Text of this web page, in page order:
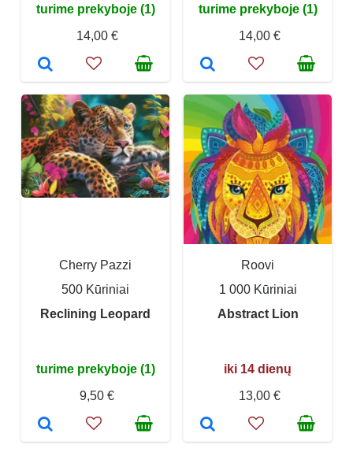
turime prekyboje (1)
14,00 €
turime prekyboje (1)
14,00 €
Cherry Pazzi
500 Kūriniai
Reclining Leopard
turime prekyboje (1)
9,50 €
Roovi
1 000 Kūriniai
Abstract Lion
iki 14 dienų
13,00 €